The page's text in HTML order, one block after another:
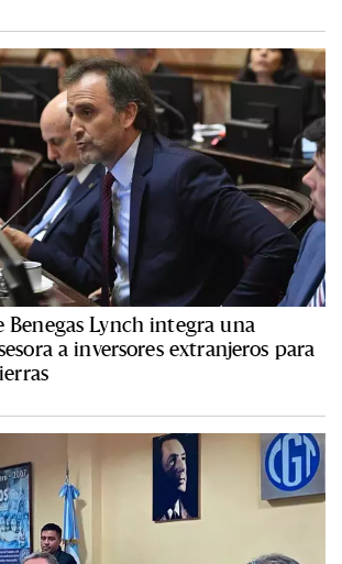
Benegas Lynch integra una
a inversores extranjeros para